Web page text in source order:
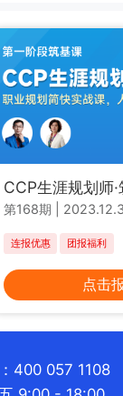
CCP生涯规划师
第168期
连报优惠 团报福利
点击
400 057 1108